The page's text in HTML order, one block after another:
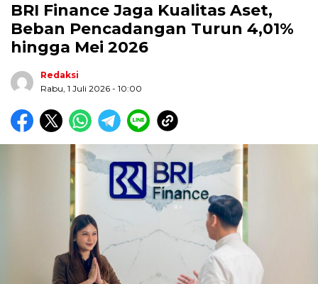
BRI Finance Jaga Kualitas Aset,
Beban Pencadangan Turun 4,01%
hingga Mei 2026
Redaksi
Rabu, 1 Juli 2026 - 10:00